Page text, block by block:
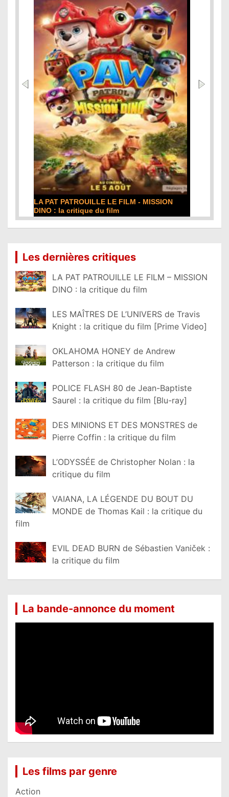
LA PAT PATROUILLE LE FILM - MISSION
DINO : la critique du film
Les dernières critiques
LA PAT PATROUILLE LE FILM – MISSION
DINO : la critique du film
LES MAÎTRES DE L’UNIVERS de Travis
Knight : la critique du film [Prime Video]
OKLAHOMA HONEY de Andrew
Patterson : la critique du film
POLICE FLASH 80 de Jean-Baptiste
Saurel : la critique du film [Blu-ray]
DES MINIONS ET DES MONSTRES de
Pierre Coffin : la critique du film
L’ODYSSÉE de Christopher Nolan : la
critique du film
VAIANA, LA LÉGENDE DU BOUT DU
MONDE de Thomas Kail : la critique du
film
EVIL DEAD BURN de Sébastien Vaniček :
la critique du film
La bande-annonce du moment
Les films par genre
Action